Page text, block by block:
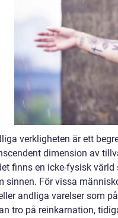
verkligheten är ett
dimension av
finns en icke-fysisk
sinnen. För vissa
andliga varelser som
tro på reinkarnation,